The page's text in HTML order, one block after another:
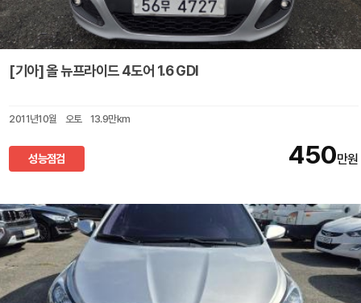
[기아] 올 뉴프라이드 4도어 1.6 GDI
2011년10월 오토 13.9만km
성능점검 450만원